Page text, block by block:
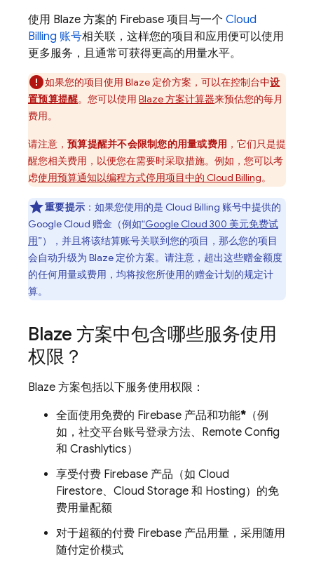
使用 Blaze 方案的 Firebase 项目与一个 Cloud
Billing 账号相关联，这样您的项目和应用便可以使用
更多服务，且通常可获得更高的用量水平。
如果您的项目使用 Blaze 定价方案，可以在控制台中设
置预算提醒。您可以使用Blaze 方案计算器来预估您的每月
费用。
请注意， 预算提醒并不会限制您的用量或费用 ，它们只是提
醒您相关费用，以便您在需要时采取措施。 例如，您可以考
虑使用预算通知以编程方式停用项目中的 Cloud Billing。
重要提示 ：如果您使用的是 Cloud Billing 账号中提供的
Google Cloud 赠金（例如“Google Cloud 300 美元免费试
用”），并且将该结算账号关联到您的项目，那么您的项目
会自动升级为 Blaze 定价方案。请注意，超出这些赠金额度
的任何用量或费用，均将按您所使用的赠金计划的规定计
算。
Blaze 方案中包含哪些服务使用
权限？
Blaze 方案包括以下服务使用权限：
全面使用免费的 Firebase 产品和功能* （例
如，社交平台账号登录方法、 Remote Config
和 Crashlytics）
享受付费 Firebase 产品（如 Cloud
Firestore、 Cloud Storage 和 Hosting）的免
费用量配额
对于超额的付费 Firebase 产品用量，采用随用
随付定价模式